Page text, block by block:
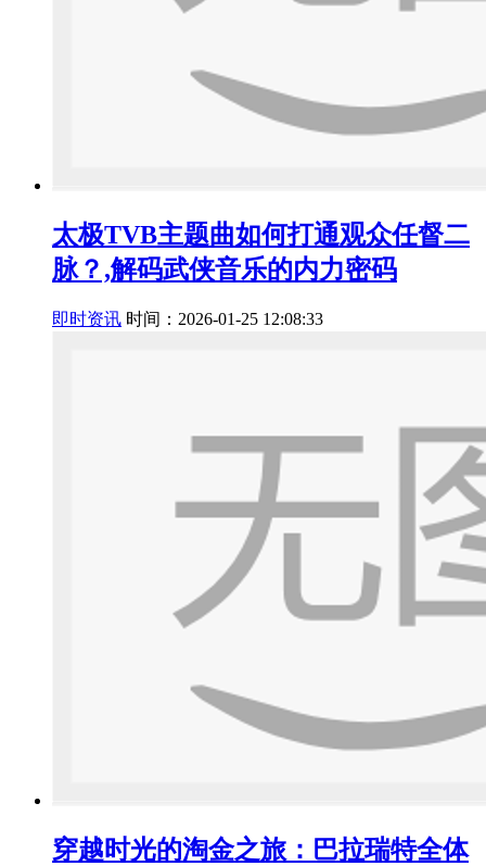
太极TVB主题曲如何打通观众任督二
脉？,解码武侠音乐的内力密码
即时资讯 时间：2026-01-25 12:08:33
穿越时光的淘金之旅：巴拉瑞特全体